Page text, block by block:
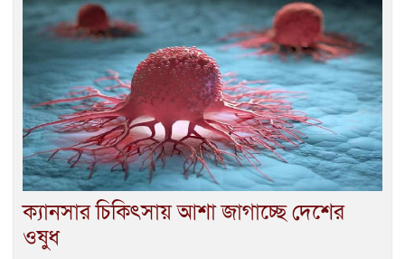
ক্যানসার চিকিৎসায় আশা জাগাচ্ছে দেশের
ওষুধ